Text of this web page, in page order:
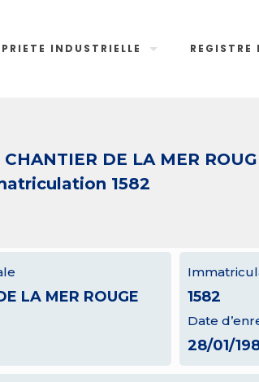
INDUSTRIELLE REGISTRE
CHANTIER DE LA MER
1582
LA MER ROUGE 1582
Date
28/01/